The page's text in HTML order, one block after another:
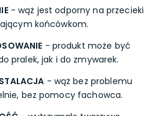
- wąż jest odporny na przecieki
końcówkom.
- produkt może być
pralek, jak i do zmywarek.
- wąż bez problemu
bez pomocy fachowca.